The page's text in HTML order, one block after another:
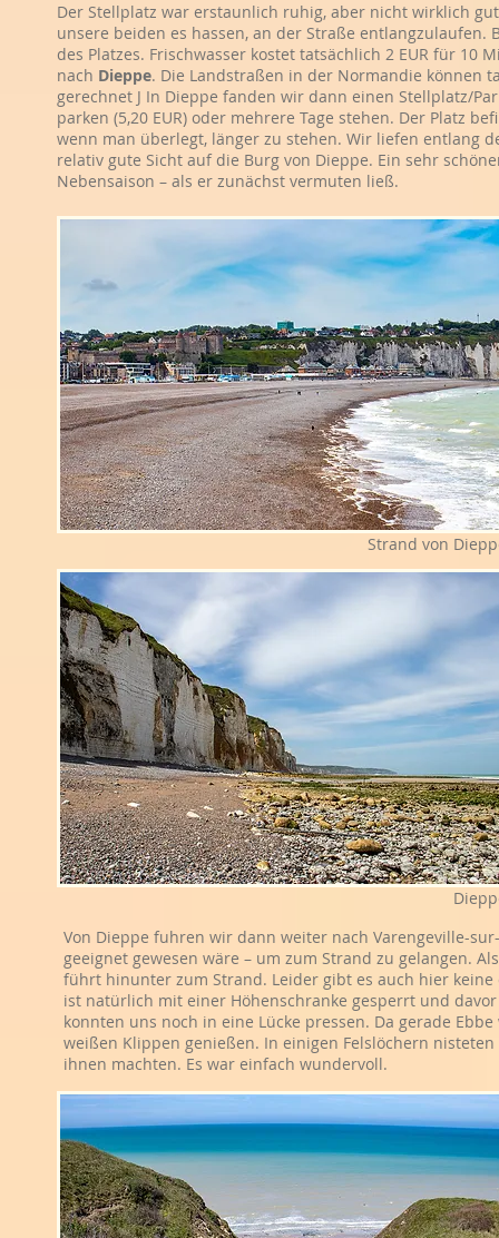
Der Stellplatz war erstaunlich ruhig, aber nicht wirklich
unsere beiden es hassen, an der Straße
des Platzes. Frischwasser kostet tatsächlich 2 EUR für
nach Dieppe. Die Landstraßen in der Normandie können
gerechnet J In Dieppe fanden wir dann einen Stellplatz/
parken (5,20 EUR) oder mehrere Tage stehen. Der Platz
wenn man überlegt, länger zu stehen. Wir liefen entlang
relativ gute Sicht auf die Burg von Dieppe. Ein sehr
Nebensaison – als er zunächst vermuten ließ.
Strand von
Von Dieppe fuhren wir dann weiter nach Varengeville-
geeignet gewesen wäre – um zum Strand zu gelangen.
führt hinunter zum Strand. Leider gibt es auch hier
ist natürlich mit einer Höhenschranke gesperrt und
konnten uns noch in eine Lücke pressen. Da gerade
weißen Klippen genießen. In einigen Felslöchern
ihnen machten. Es war einfach wundervoll.